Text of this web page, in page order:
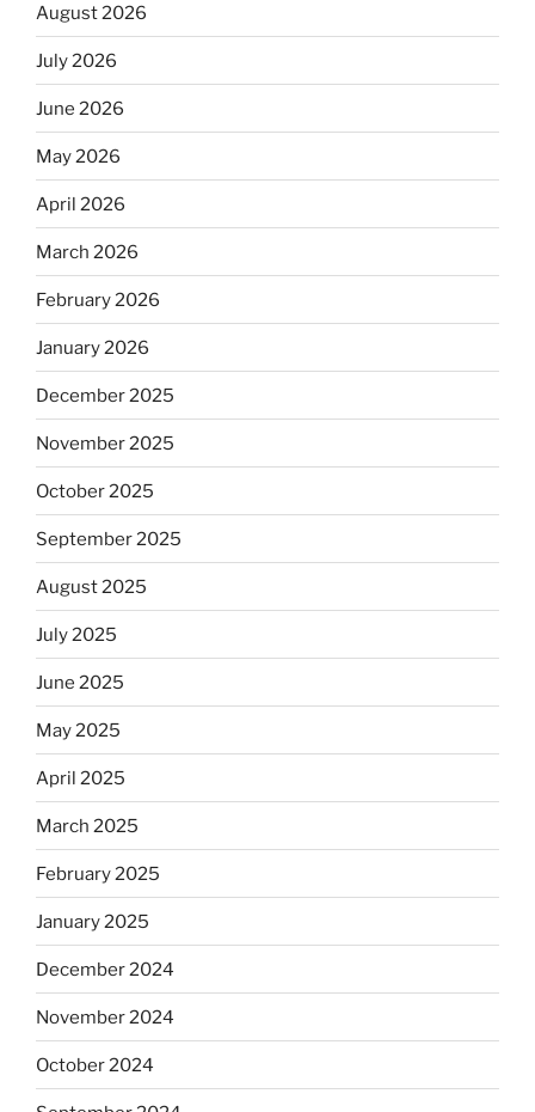
August 2026
July 2026
June 2026
May 2026
April 2026
March 2026
February 2026
January 2026
December 2025
November 2025
October 2025
September 2025
August 2025
July 2025
June 2025
May 2025
April 2025
March 2025
February 2025
January 2025
December 2024
November 2024
October 2024